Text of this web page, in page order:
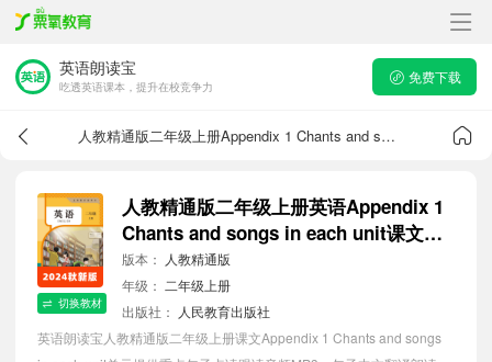
英语朗读宝
吃透英语课本，提升在校竞争力
免费下载
人教精通版二年级上册Appendix 1 Chants and songs in each unit课文音频
切换教材
人教精通版二年级上册英语Appendix 1
Chants and songs in each unit课文音
频
版本：
人教精通版
年级： 二年级上册
出版社：
人民教育出版社
英语朗读宝人教精通版二年级上册课文Appendix 1 Chants and songs